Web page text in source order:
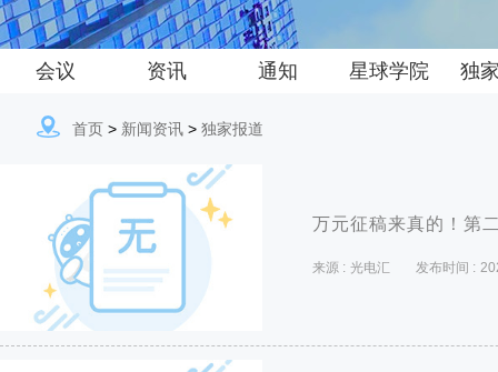
会议 资讯 通知 星球学院 独
首页 > 新闻资讯 > 独家报道
万元征稿来真的！第
来源 : 光电汇 发布时间 :